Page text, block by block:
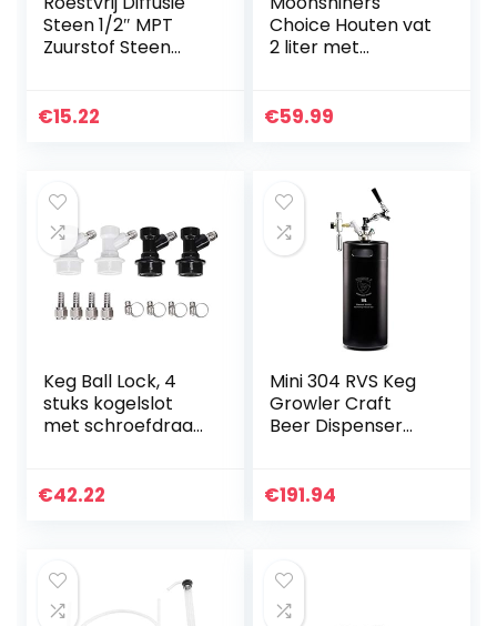
Steen 1/2″ MPT
Zuurstof Steen
Barb Inline
€15.22
Choice Houten vat
2 liter met
zelf te vullen –
€59.99
Keg Ball Lock, 4
stuks kogelslot
met schroefdraad
connector Ball
frisdrankbier,
vruchtensap
€42.22
Mini 304 RVS Keg
Growler Craft
Beer Dispenser
€191.94